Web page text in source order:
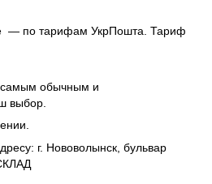
— по тарифам УкрПошта. Тариф
обычным и
выбор.
г. Нововолынск, бульвар